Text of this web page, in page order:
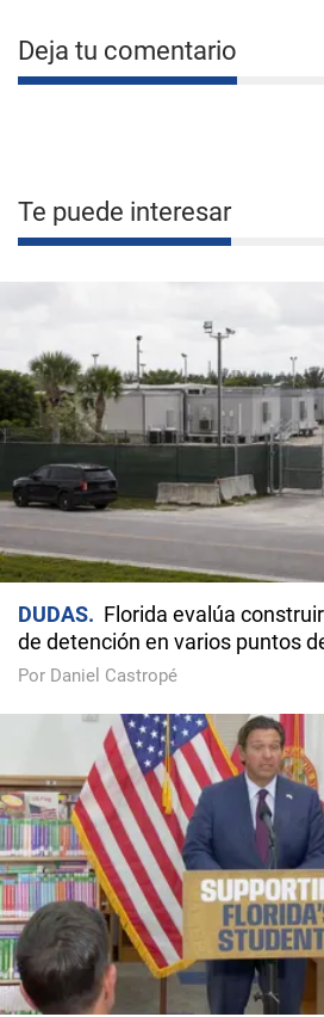
Deja tu comentario
Te puede interesar
DUDAS
Florida evalúa
de detención en varios puntos
Por Daniel Castropé